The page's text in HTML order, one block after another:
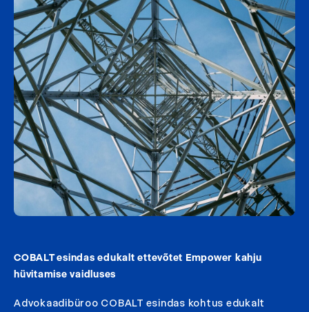
COBALT esindas edukalt ettevõtet Empower kahju
hüvitamise vaidluses
Advokaadibüroo COBALT esindas kohtus edukalt